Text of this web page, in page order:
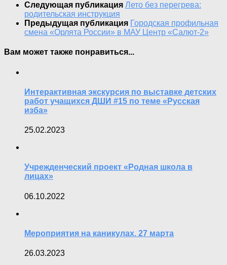
Следующая публикация Лето без перегрева:
родительская инструкция
Предыдущая публикация Городская профильная
смена «Орлята России» в МАУ Центр «Салют-2»
Вам может также понравиться...
Интерактивная экскурсия по выставке детских
работ учащихся ДШИ #15 по теме «Русская
изба»
25.02.2023
Учрежденческий проект «Родная школа в
лицах»
06.10.2022
Мероприятия на каникулах. 27 марта
26.03.2023